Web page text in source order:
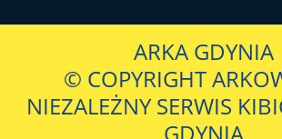
ARKA GDYNIA
© COPYRIGHT
NIEZALEŻNY SERWIS
GDYNIA